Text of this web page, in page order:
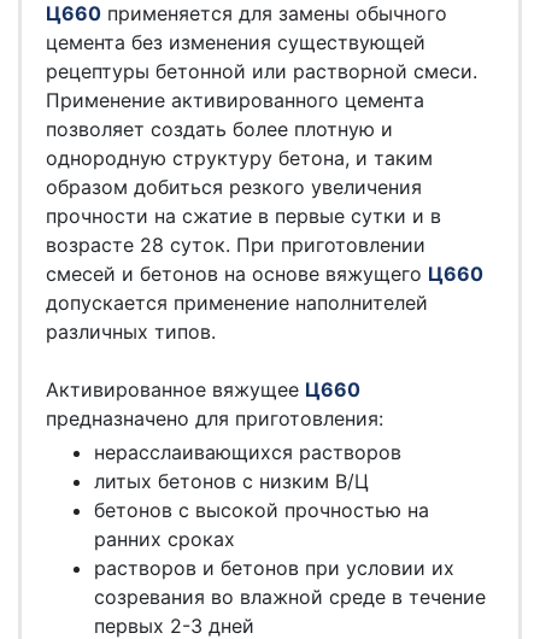
Ц660 применяется для замены обычного
цемента без изменения существующей
рецептуры бетонной или растворной смеси.
Применение активированного цемента
позволяет создать более плотную и
однородную структуру бетона, и таким
образом добиться резкого увеличения
прочности на сжатие в первые сутки и в
возрасте 28 суток. При приготовлении
смесей и бетонов на основе вяжущего Ц660
допускается применение наполнителей
различных типов.
Активированное вяжущее Ц660
предназначено для приготовления:
нерасслаивающихся растворов
литых бетонов с низким В/Ц
бетонов с высокой прочностью на
ранних сроках
растворов и бетонов при условии их
созревания во влажной среде в течение
первых 2-3 дней